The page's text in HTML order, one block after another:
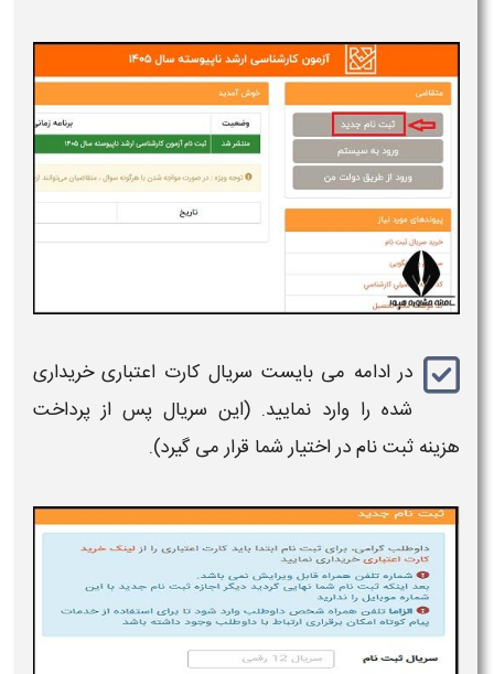
در ادامه می بایست سریال کارت اعتباری خریداری
شده را وارد نمایید. (این سریال پس از پرداخت
هزینه ثبت نام در اختیار شما قرار می گیرد).